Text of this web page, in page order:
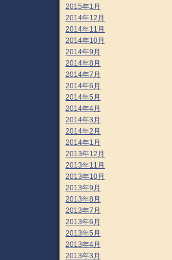
2015年1月
2014年12月
2014年11月
2014年10月
2014年9月
2014年8月
2014年7月
2014年6月
2014年5月
2014年4月
2014年3月
2014年2月
2014年1月
2013年12月
2013年11月
2013年10月
2013年9月
2013年8月
2013年7月
2013年6月
2013年5月
2013年4月
2013年3月